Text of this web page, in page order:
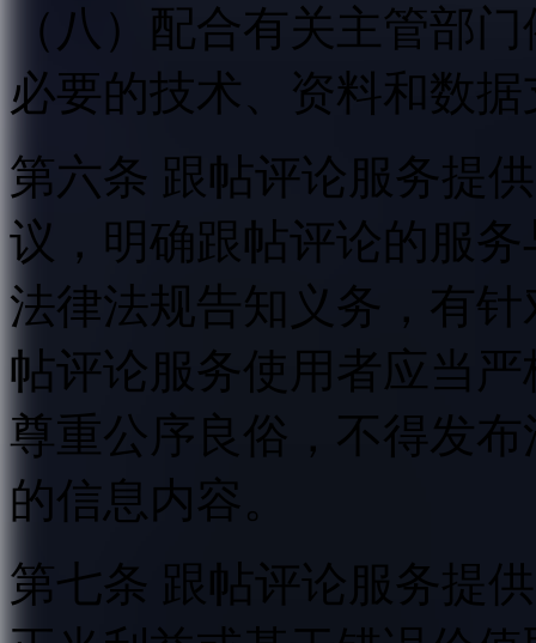
（八）配合有关主管部
必要的技术、资料和数
第六条 跟帖评论服务提
议，明确跟帖评论的服
法律法规告知义务，有
帖评论服务使用者应当
尊重公序良俗，不得发
的信息内容。
第七条 跟帖评论服务提